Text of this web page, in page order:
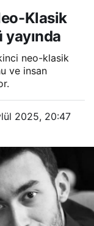
Rainish
yayında
Klasik
neo-klasik
ve insan
2025, 20:47